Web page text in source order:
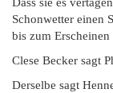
Schonwetter einen
bis zum
Clese Becker sagt
Derselbe sagt